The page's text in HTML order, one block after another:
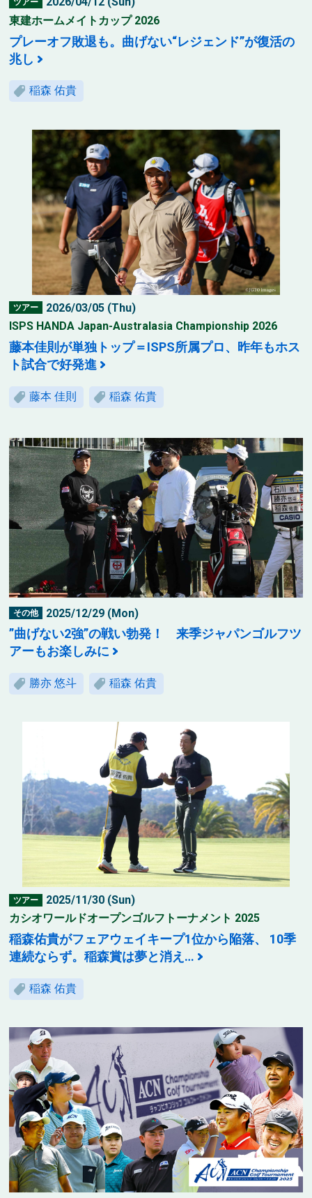
ツアー
東建ホームメイトカップ 2026
プレーオフ敗退も。曲げない“レジェンド”が復活の
兆し
稲森 佑貴
ツアー
2026/03/05 (Thu)
ISPS HANDA Japan-Australasia Championship 2026
藤本佳則が単独トップ＝ISPS所属プロ、昨年もホス
ト試合で好発進
藤本 佳則 稲森 佑貴
その他 2025/12/29 (Mon)
”曲げない2強”の戦い勃発！ 来季ジャパンゴルフツ
アーもお楽しみに
勝亦 悠斗 稲森 佑貴
ツアー
2025/11/30 (Sun)
カシオワールドオープンゴルフトーナメント 2025
稲森佑貴がフェアウェイキープ1位から陥落、 10季
連続ならず。稲森賞は夢と消え…
稲森 佑貴